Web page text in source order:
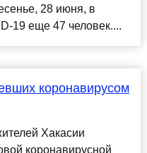
28 июня, в
19 еще 47 человек....
коронавирусом
Хакасии
коронавирусной